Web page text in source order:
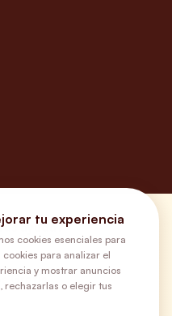
ayuda?
Gratis
tu experiencia
cookies esenciales para
para analizar el
y mostrar anuncios
rechazarlas o elegir tus